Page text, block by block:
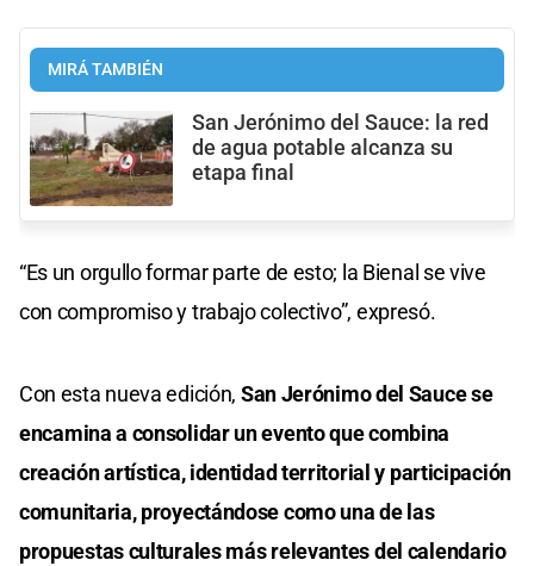
MIRÁ TAMBIÉN
San Jerónimo del Sauce: la red
de agua potable alcanza su
etapa final
“Es un orgullo formar parte de esto; la Bienal se vive
con compromiso y trabajo colectivo”, expresó.
Con esta nueva edición, San Jerónimo del Sauce se
encamina a consolidar un evento que combina
creación artística, identidad territorial y participación
comunitaria, proyectándose como una de las
propuestas culturales más relevantes del calendario